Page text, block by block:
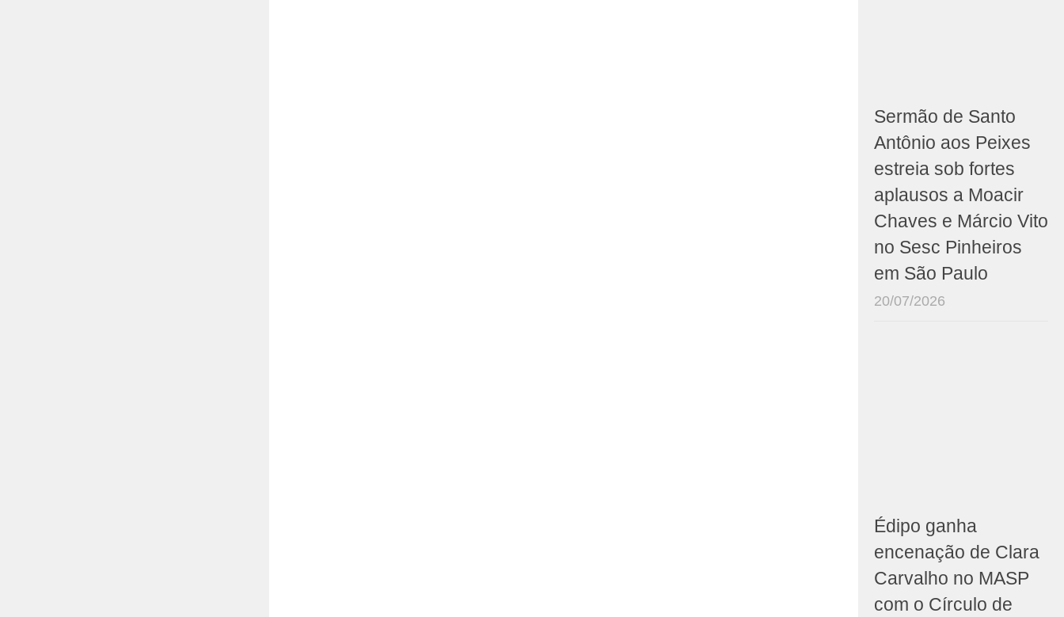
Sermão de Santo
Antônio aos Peixes
estreia sob fortes
aplausos a Moacir
Chaves e Márcio Vito
no Sesc Pinheiros
em São Paulo
20/07/2026
Édipo ganha
encenação de Clara
Carvalho no MASP
com o Círculo de